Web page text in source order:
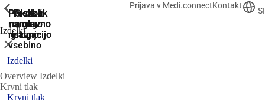
Preskoči
na
iskanje
Preskok
na glavno
navigacijo
Preskok
na glavno
navigacijo
Skok
na
glavno
vsebino
Preskok
na nogo
Prijava v Medi.connectKontakt
SI
Izdelki
ShowPrevious
Zapri
Izdelki
Overview Izdelki
Krvni tlak
ShowPrevious
Krvni tlak
ShowPrevious
ShowPrevious
ShowPrevious
ShowPrevious